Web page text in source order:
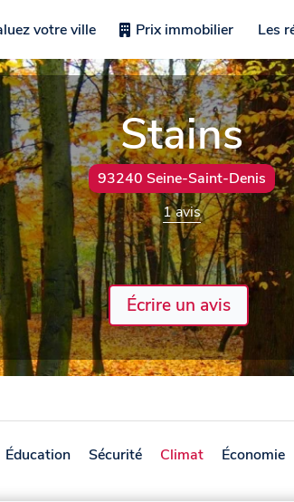
votre ville Prix immobilier Les
Stains
93240 Seine-Saint-Denis
1 avis
Écrire un avis
Éducation Sécurité Climat Économie